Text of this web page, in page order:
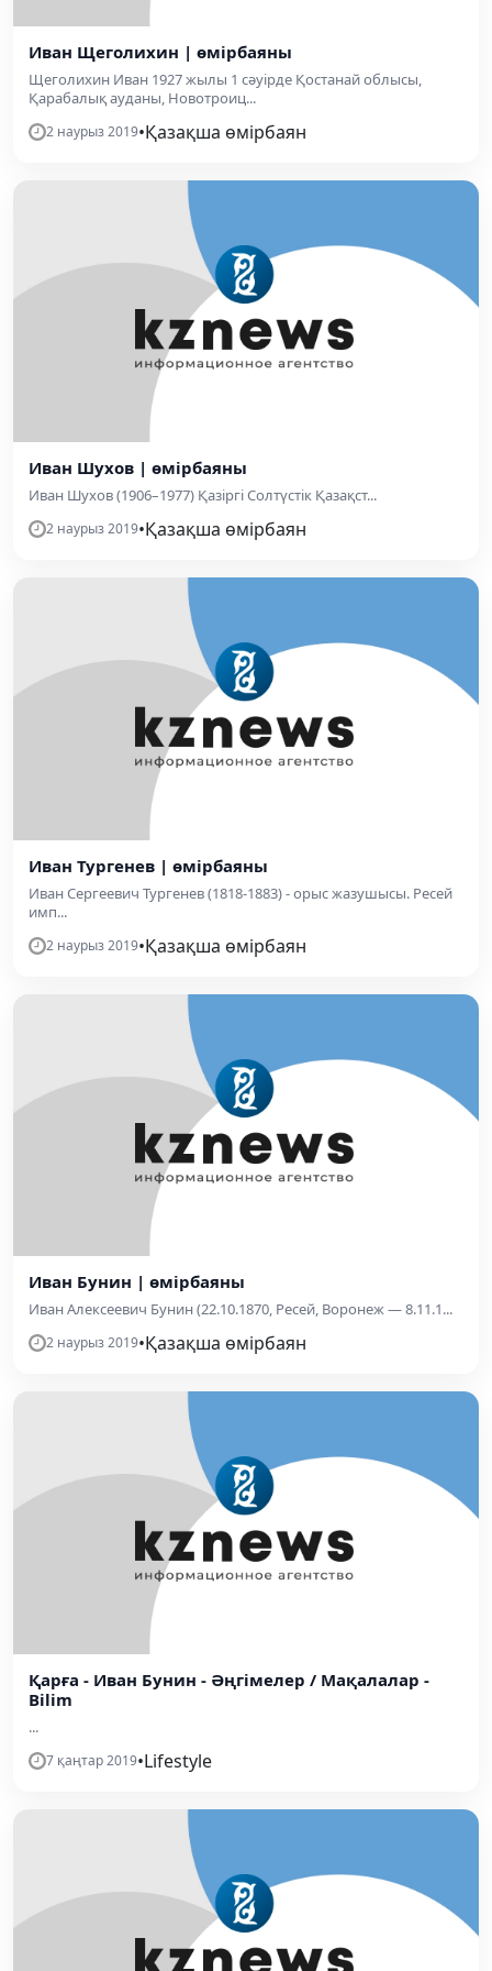
Иван Щеголихин | өмірбаяны
Щеголихин Иван 1927 жылы 1 сәуірде Қостанай облысы,
Қарабалық ауданы, Новотроиц...
2 наурыз 2019•Қазақша өмірбаян
Иван Шухов | өмірбаяны
Иван Шухов (1906–1977) Қазіргі Солтүстік Қазақст...
2 наурыз 2019•Қазақша өмірбаян
Иван Тургенев | өмірбаяны
Иван Сергеевич Тургенев (1818-1883) - орыс жазушысы. Ресей
имп...
2 наурыз 2019•Қазақша өмірбаян
Иван Бунин | өмірбаяны
Иван Алексеевич Бунин (22.10.1870, Ресей, Воронеж — 8.11.1...
2 наурыз 2019•Қазақша өмірбаян
Қарға - Иван Бунин - Әңгімелер / Мақалалар -
Bilim
...
7 қаңтар 2019•Lifestyle